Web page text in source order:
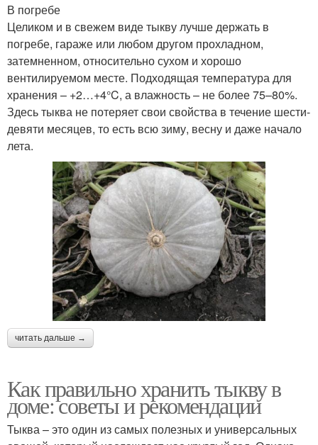
В погребе
Целиком и в свежем виде тыкву лучше держать в
погребе, гараже или любом другом прохладном,
затемненном, относительно сухом и хорошо
вентилируемом месте. Подходящая температура для
хранения – +2…+4°C, а влажность – не более 75–80%.
Здесь тыква не потеряет свои свойства в течение шести-
девяти месяцев, то есть всю зиму, весну и даже начало
лета.
читать дальше →
Как правильно хранить тыкву в
доме: советы и рекомендации
Тыква – это один из самых полезных и универсальных